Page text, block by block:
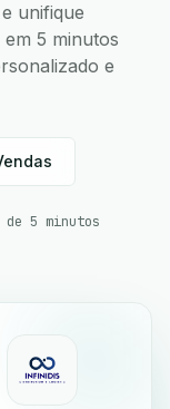
unifique
5 minutos
e
de 5 minutos